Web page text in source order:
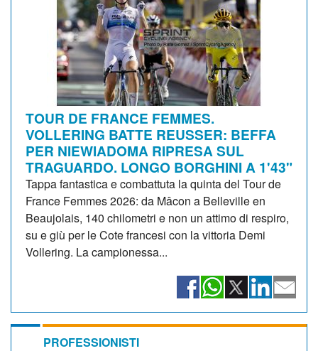
TOUR DE FRANCE FEMMES.
VOLLERING BATTE REUSSER: BEFFA
PER NIEWIADOMA RIPRESA SUL
TRAGUARDO. LONGO BORGHINI A 1'43"
Tappa fantastica e combattuta la quinta del Tour de
France Femmes 2026: da Mâcon a Belleville en
Beaujolais, 140 chilometri e non un attimo di respiro,
su e giù per le Cote francesi con la vittoria Demi
Vollering. La campionessa...
PROFESSIONISTI